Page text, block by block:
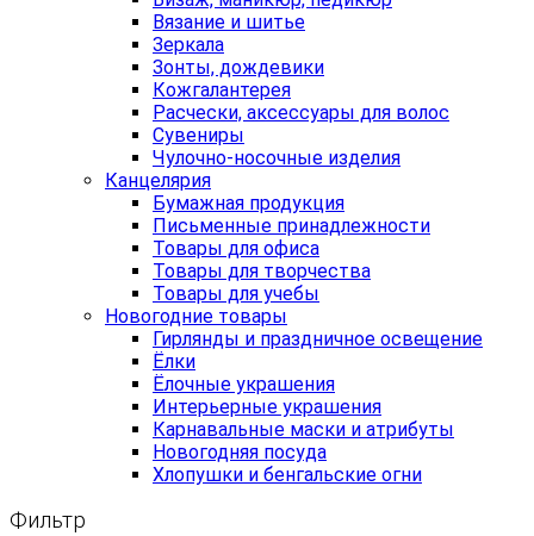
Вязание и шитье
Зеркала
Зонты, дождевики
Кожгалантерея
Расчески, аксессуары для волос
Сувениры
Чулочно-носочные изделия
Канцелярия
Бумажная продукция
Письменные принадлежности
Товары для офиса
Товары для творчества
Товары для учебы
Новогодние товары
Гирлянды и праздничное освещение
Ёлки
Ёлочные украшения
Интерьерные украшения
Карнавальные маски и атрибуты
Новогодняя посуда
Хлопушки и бенгальские огни
Фильтр